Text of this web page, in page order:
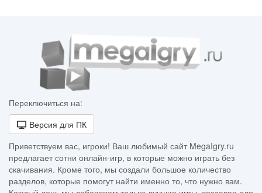
Переключиться на:
Версия для ПК
Приветствуем вас, игроки! Ваш любимый сайт MegaIgry.ru
предлагает сотни онлайн-игр, в которые можно играть без
скачивания. Кроме того, мы создали большое количество
разделов, которые помогут найти именно то, что нужно вам.